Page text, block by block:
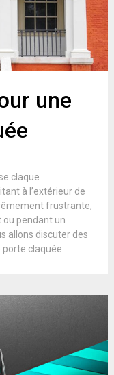
une
claque
à l’extérieur de
frustrante,
ou pendant un
allons discuter des
claquée.